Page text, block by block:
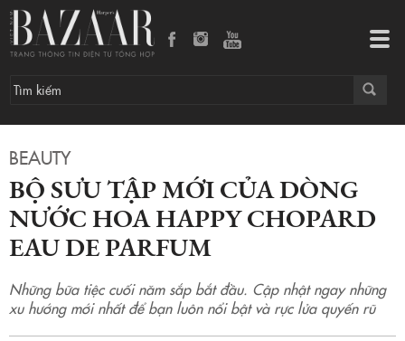
BEAUTY
BỘ SƯU TẬP MỚI CỦA DÒNG
NƯỚC HOA HAPPY CHOPARD
EAU DE PARFUM
Những bữa tiệc cuối năm sắp bắt đầu. Cập nhật ngay những
xu hướng mới nhất để bạn luôn nổi bật và rực lửa quyến rũ